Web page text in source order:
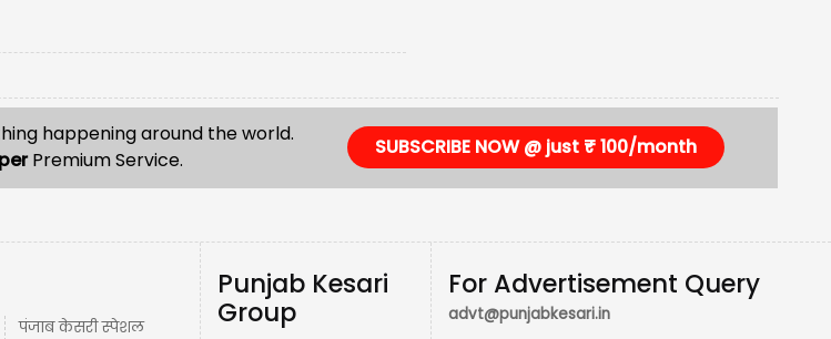
happening around the world.
Premium Service.
SUBSCRIBE NOW @ just ₹ 100/month
पंजाब केसरी स्पेशल
Punjab Kesari
Group
For Advertisement Query
advt@punjabkesari.in